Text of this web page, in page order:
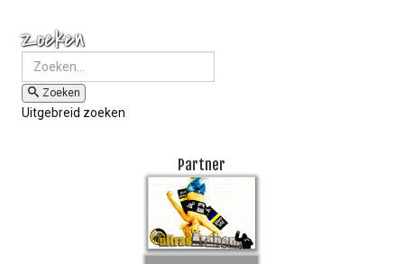
Zoeken
Zoeken
Uitgebreid zoeken
Partner